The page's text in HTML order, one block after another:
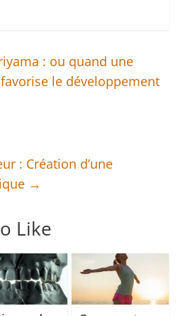
: ou quand une
le développement
: Création d’une
→
Like